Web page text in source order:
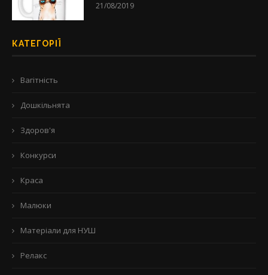
21/08/2019
КАТЕГОРІЇ
Вагітність
Дошкільнята
Здоров'я
Конкурси
Краса
Малюки
Матеріали для НУШ
Релакс